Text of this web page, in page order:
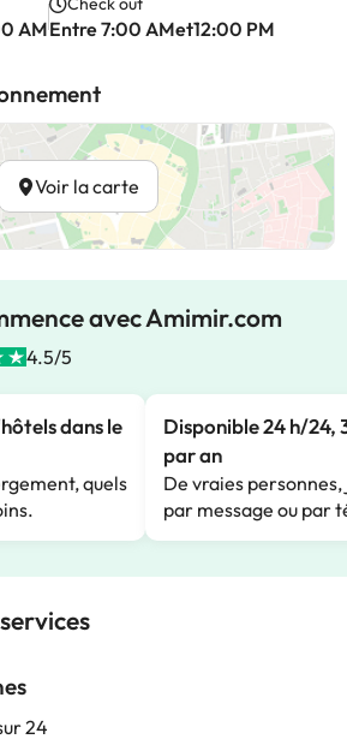
AMEntre 7:00 AMet12:00 PM
Voir la carte
avec Amimir.com
4.5/5
dans le
quels
Disponible 24 h/24,
par an
De vraies
par message ou par
24